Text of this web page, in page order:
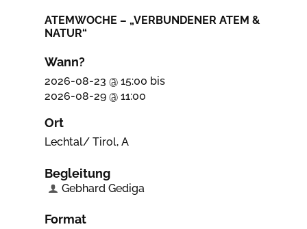
ATEMWOCHE – „VERBUNDENER ATEM &
NATUR“
Wann?
2026-08-23 @ 15:00 bis
2026-08-29 @ 11:00
Ort
Lechtal/ Tirol, A
Begleitung
Gebhard Gediga
Format